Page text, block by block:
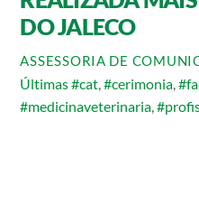
DO JALECO
ASSESSORIA DE
Últimas#cat,#cerimonia,
#medicinaveterinaria,